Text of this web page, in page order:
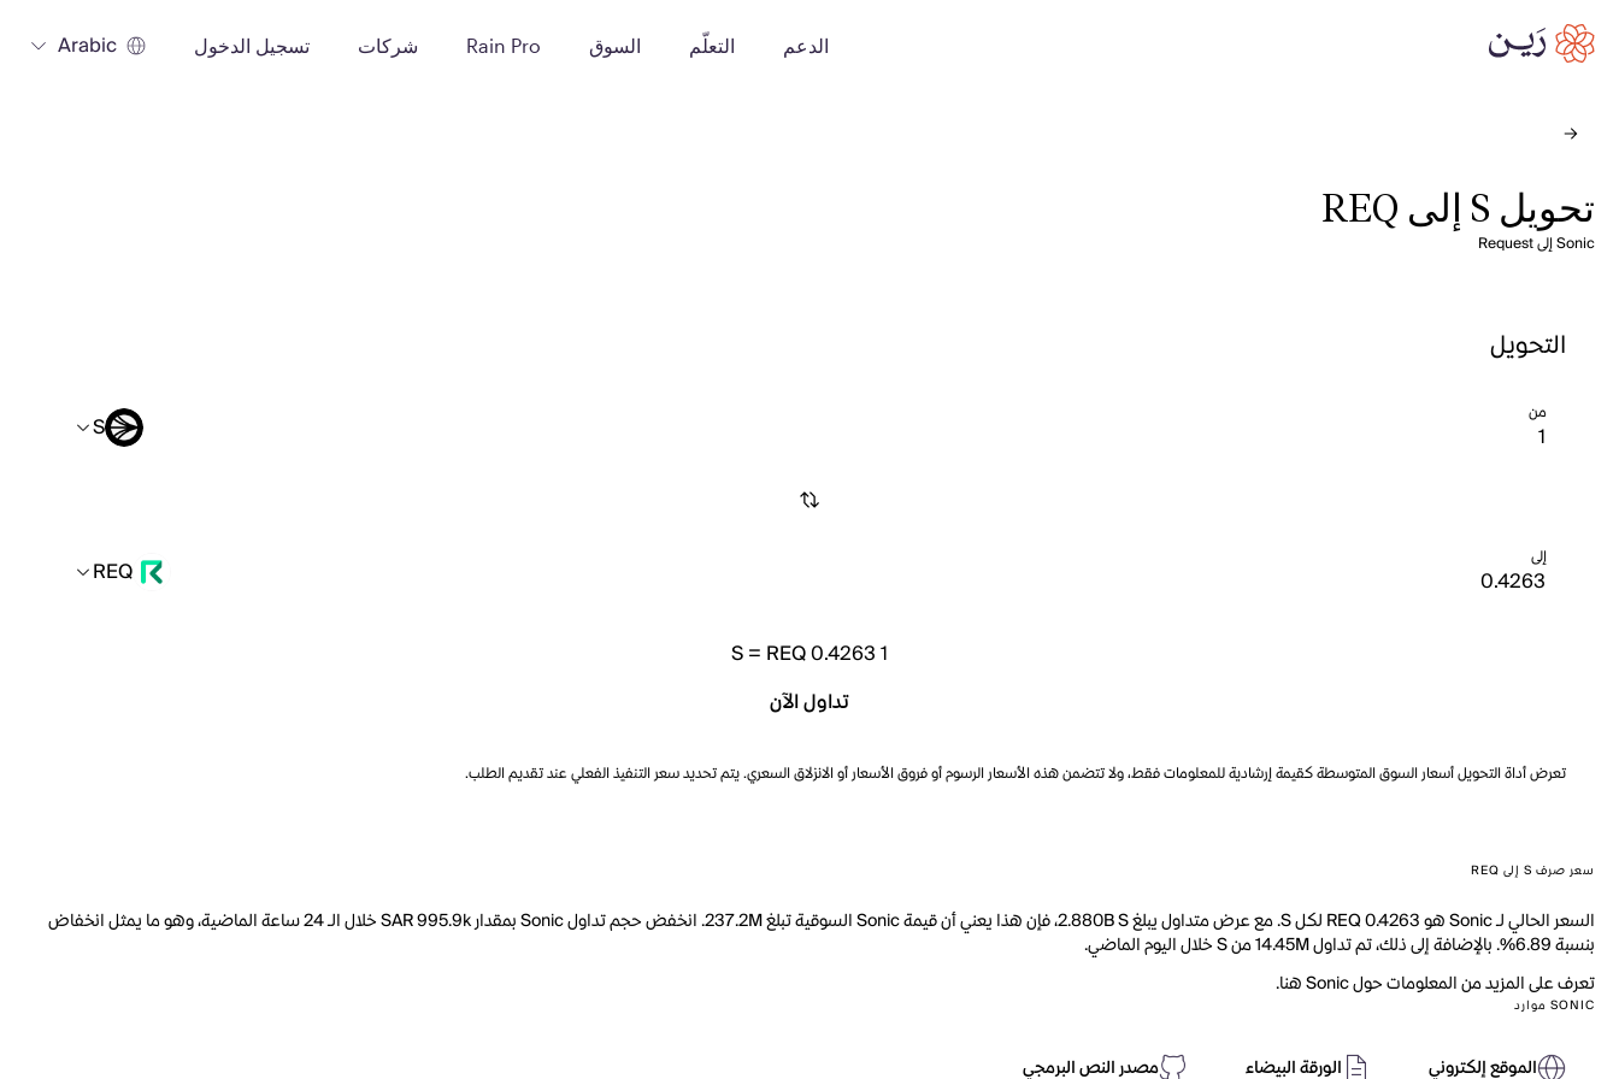
الدعم التعلّم السوق Rain Pro شركات تسجيل الدخول Arabic
تحويل S إلى REQ
Sonic إلى Request
التحويل
من S
إلى REQ
1
S= REQ 0.4263
تداول الآن
تعرض أداة التحويل أسعار السوق المتوسطة كقيمة إرشادية للمعلومات فقط، ولا تتضمن هذه الأسعار الرسوم أو فروق الأسعار أو الانزلاق السعري. يتم تحديد سعر التنفيذ الفعلي عند تقديم الطلب.
سعر صرف S إلى REQ
السعر الحالي لـ Sonic هو REQ 0.4263 لكل S. مع عرض متداول يبلغ 2.880B S، فإن هذا يعني أن قيمة Sonic السوقية تبلغ 237.2M. انخفض حجم تداول Sonic بمقدار SAR 995.9k خلال الـ 24 ساعة الماضية، وهو ما يمثل انخفاض
بنسبة 6.89%. بالإضافة إلى ذلك، تم تداول 14.45M من S خلال اليوم الماضي.
تعرف على المزيد من المعلومات حول Sonic هنا.
SONIC موارد
الموقع إلكتروني الورقة البيضاء مصدر النص البرمجي